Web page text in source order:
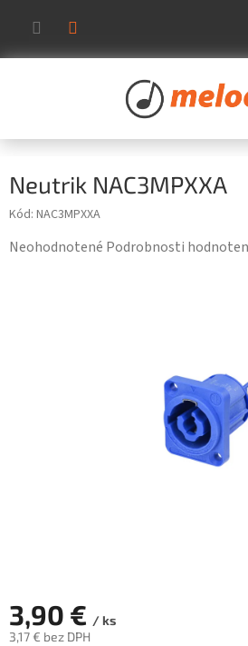
obsah
Neutrik NAC3MPXXA
Kód: NAC3MPXXA
Priemerné
Neohodnotené Podrobnosti
3,90 € / ks
3,17 € bez DPH